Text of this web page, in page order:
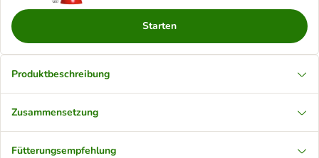
Starten
Produktbeschreibung
Zusammensetzung
Fütterungsempfehlung